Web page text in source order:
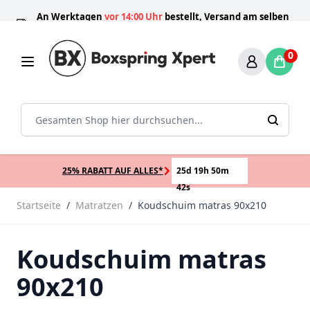
An Werktagen vor 14:00 Uhrbestellt, Versand am selben
100 Tage
Direkt Schlafprofis
Nummer 1
0
25% RABATT AUF ALLES*
25d 19h 50m
42s
Startseite / Matratzen / Koudschuim matras 90x210
Koudschuim matras
90x210